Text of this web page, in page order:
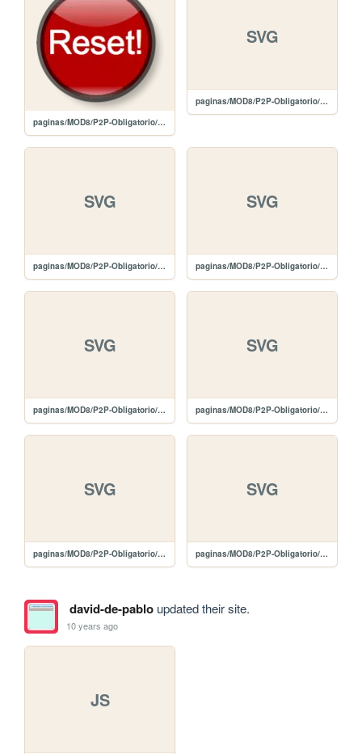
paginas/MOD8/P2P-Obligatorio/images/reset.png
SVG
paginas/MOD8/P2P-Obligatorio/images/plus-white.svg
SVG
paginas/MOD8/P2P-Obligatorio/images/plus-black.svg
SVG
paginas/MOD8/P2P-Obligatorio/images/edit-white.svg
SVG
paginas/MOD8/P2P-Obligatorio/images/edit-black.svg
SVG
paginas/MOD8/P2P-Obligatorio/images/delete-white.svg
SVG
paginas/MOD8/P2P-Obligatorio/images/delete-black.svg
SVG
paginas/MOD8/P2P-Obligatorio/images/carat-u-white.svg
david-de-pabloupdated their site.
10 years ago
JS